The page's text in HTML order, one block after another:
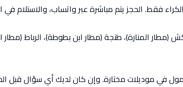
فقط. الحجز يتم مباشرة عبر واتساب، والاستلام
المنارة)، طنجة (مطار ابن بطوطة)، الرباط (مطار